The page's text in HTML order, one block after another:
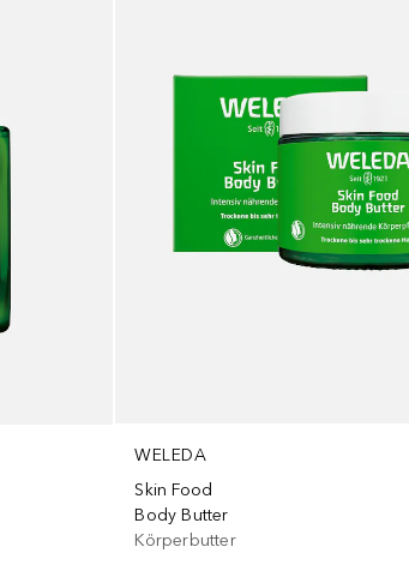
WELEDA
Skin Food
Body Butter
Körperbutter